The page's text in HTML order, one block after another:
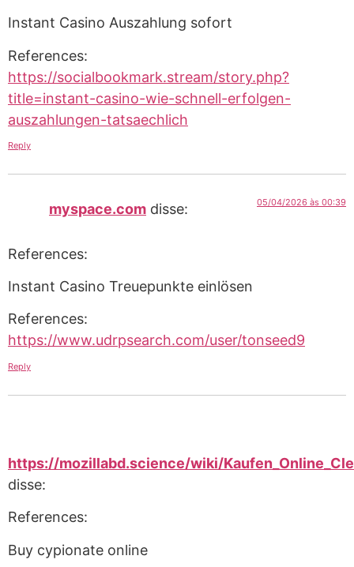
Instant Casino Auszahlung sofort
References:
https://socialbookmark.stream/story.php?
title=instant-casino-wie-schnell-erfolgen-
auszahlungen-tatsaechlich
Reply
myspace.com disse: 05/04/2026 às 00:39
References:
Instant Casino Treuepunkte einlösen
References:
https://www.udrpsearch.com/user/tonseed9
Reply
https://mozillabd.science/wiki/
disse:
References:
Buy cypionate online